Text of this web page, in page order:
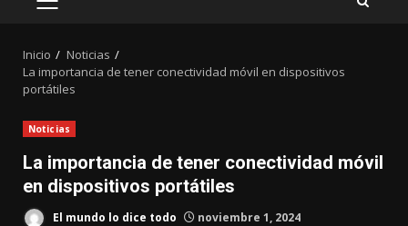
MENÚ
Inicio
Noticias
La importancia de tener conectividad móvil en dispositivos
portátiles
Noticias
La importancia de tener conectividad móvil
en dispositivos portátiles
El mundo lo dice todo noviembre 1, 2024